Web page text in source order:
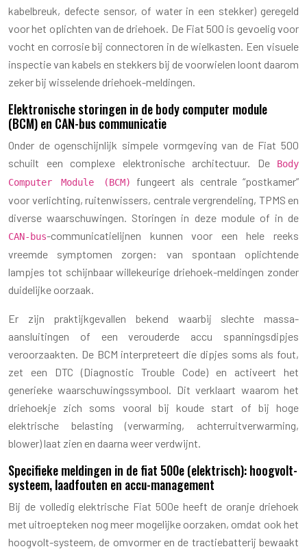
kabelbreuk, defecte sensor, of water in een stekker) geregeld
voor het oplichten van de driehoek. De Fiat 500 is gevoelig voor
vocht en corrosie bij connectoren in de wielkasten. Een visuele
inspectie van kabels en stekkers bij de voorwielen loont daarom
zeker bij wisselende driehoek-meldingen.
Elektronische storingen in de body computer module
(BCM) en CAN-bus communicatie
Onder de ogenschijnlijk simpele vormgeving van de Fiat 500
schuilt een complexe elektronische architectuur. De
Body
Computer Module (BCM)
fungeert als centrale “postkamer”
voor verlichting, ruitenwissers, centrale vergrendeling, TPMS en
diverse waarschuwingen. Storingen in deze module of in de
CAN-bus-communicatielijnen kunnen voor een hele reeks
vreemde symptomen zorgen: van spontaan oplichtende
lampjes tot schijnbaar willekeurige driehoek-meldingen zonder
duidelijke oorzaak.
Er zijn praktijkgevallen bekend waarbij slechte massa-
aansluitingen of een verouderde accu spanningsdipjes
veroorzaakten. De BCM interpreteert die dipjes soms als fout,
zet een DTC (Diagnostic Trouble Code) en activeert het
generieke waarschuwingssymbool. Dit verklaart waarom het
driehoekje zich soms vooral bij koude start of bij hoge
elektrische belasting (verwarming, achterruitverwarming,
blower) laat zien en daarna weer verdwijnt.
Specifieke meldingen in de fiat 500e (elektrisch): hoogvolt-
systeem, laadfouten en accu-management
Bij de volledig elektrische Fiat 500e heeft de oranje driehoek
met uitroepteken nog meer mogelijke oorzaken, omdat ook het
hoogvolt-systeem, de omvormer en de tractiebatterij bewaakt